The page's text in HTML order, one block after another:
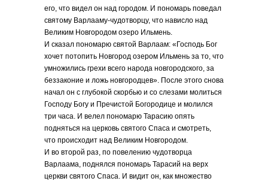
его, что видел он над городом. И пономарь поведал
святому Варлааму-чудотворцу, что нависло над
Великим Новгородом озеро Ильмень.
И сказал пономарю святой Варлаам: «Господь Бог
хочет потопить Новгород озером Ильмень за то, что
умножились грехи всего народа новгородского, за
беззаконие и ложь новгородцев». После этого снова
начал он с глубокой скорбью и со слезами молиться
Господу Богу и Пречистой Богородице и молился
три часа. И велел пономарю Тарасию опять
подняться на церковь святого Спаса и смотреть,
что происходит над Великим Новгородом.
И во второй раз, по повелению чудотворца
Варлаама, поднялся пономарь Тарасий на верх
церкви святого Спаса. И видит он, как множество